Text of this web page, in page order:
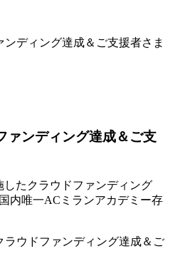
ァンディング達成＆ご支
したクラウドファンディング
内唯一ACミランアカデミー存